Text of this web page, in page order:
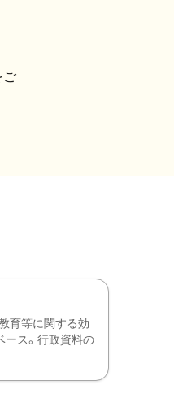
ご
育等に関する効
ース。行政資料の